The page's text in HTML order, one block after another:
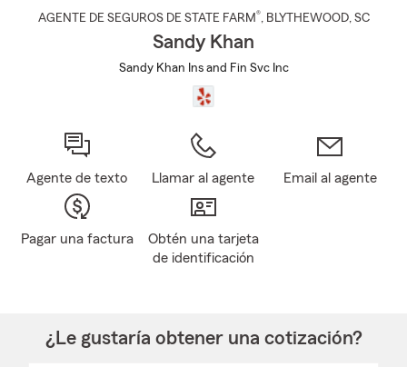
AGENTE DE SEGUROS DE STATE FARM®, BLYTHEWOOD, SC
Sandy Khan
Sandy Khan Ins and Fin Svc Inc
Agente de texto Llamar al agente Email al agente
Pagar una factura
Obtén una tarjeta
de identificación
¿Le gustaría obtener una cotización?